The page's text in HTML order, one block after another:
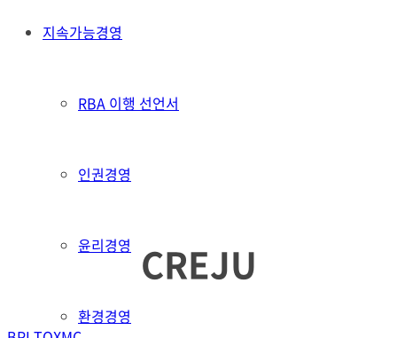
지속가능경영
RBA 이행 선언서
인권경영
윤리경영
환경경영
CREJU